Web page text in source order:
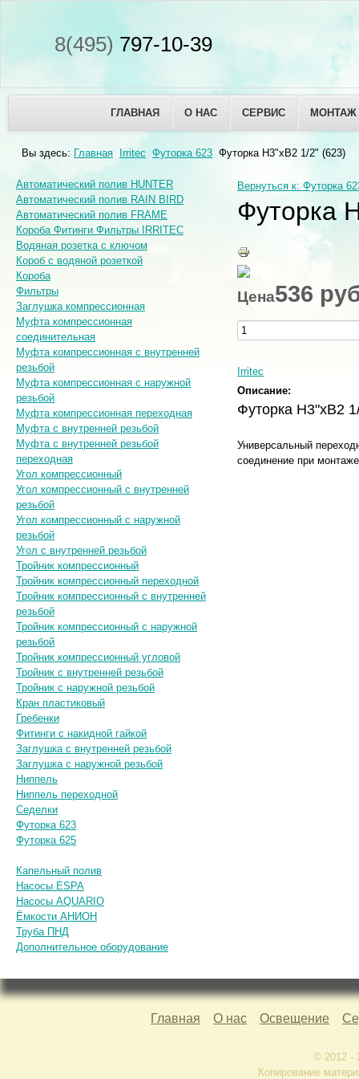
8(495) 797-10-39
ГЛАВНАЯ О НАС СЕРВИС МОНТАЖ
Вы здесь: Главная Irritec Футорка 623 Футорка H3"хB2 1/2" (623)
Автоматический полив HUNTER
Автоматический полив RAIN BIRD
Автоматический полив FRAME
Короба Фитинги Фильтры IRRITEC
Водяная розетка с ключом
Короб с водяной розеткой
Короба
Фильтры
Заглушка компрессионная
Муфта компрессионная
соединительная
Муфта компрессионная с внутренней
резьбой
Муфта компрессионная с наружной
резьбой
Муфта компрессионная переходная
Муфта с внутренней резьбой
Муфта с внутренней резьбой
переходная
Угол компрессионный
Угол компрессионный с внутренней
резьбой
Угол компрессионный с наружной
резьбой
Угол с внутренней резьбой
Тройник компрессионный
Тройник компрессионный переходной
Тройник компрессионный с внутренней
резьбой
Тройник компрессионный с наружной
резьбой
Тройник компрессионный угловой
Тройник с внутренней резьбой
Тройник с наружной резьбой
Кран пластиковый
Гребенки
Фитинги с накидной гайкой
Заглушка с внутренней резьбой
Заглушка с наружной резьбой
Ниппель
Ниппель переходной
Седелки
Футорка 623
Футорка 625
Капельный полив
Насосы ESPA
Насосы AQUARIO
Ёмкости АНИОН
Труба ПНД
Дополнительное оборудование
Вернуться к: Футорка
Футорка
Цена536
Irritec
Описание:
Футорка H3"хB2
Универсальный
соединение при
Главная О нас Освещение
© 2012 -
Копирование